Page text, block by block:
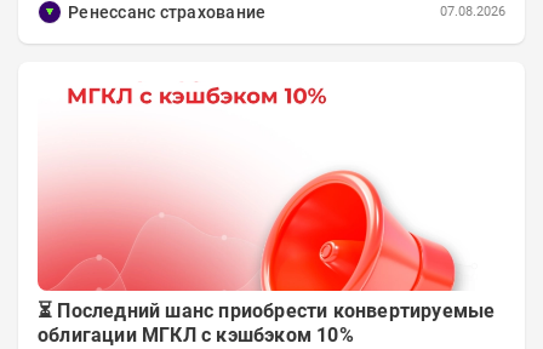
Ренессанс страхование
07.08.2026
⏳ Последний шанс приобрести конвертируемые
облигации МГКЛ с кэшбэком 10%